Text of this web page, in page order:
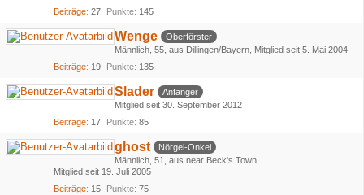
Beiträge 27 Punkte 145
Wenge
Oberförster
Männlich 55 aus Dillingen/Bayern Mitglied seit 5. Mai 2004
Beiträge 19 Punkte 135
Slader
Anfänger
Mitglied seit 30. September 2012
Beiträge 17 Punkte 85
ghost
Nörgel-Onkel
Männlich 51
aus near Beck's Town
Mitglied seit 19. Juli 2005
Beiträge 15 Punkte 75